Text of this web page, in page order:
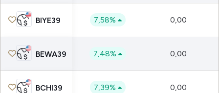
BIYE39 7,58% 0,00
BEWA39 7,48% 0,00
BCHI39 7,39% 0,00